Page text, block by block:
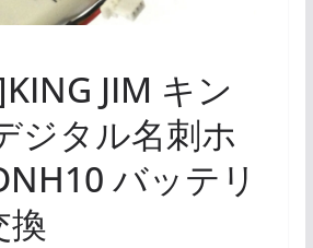
JIM キン
ジタル名刺ホ
バッテリ
換